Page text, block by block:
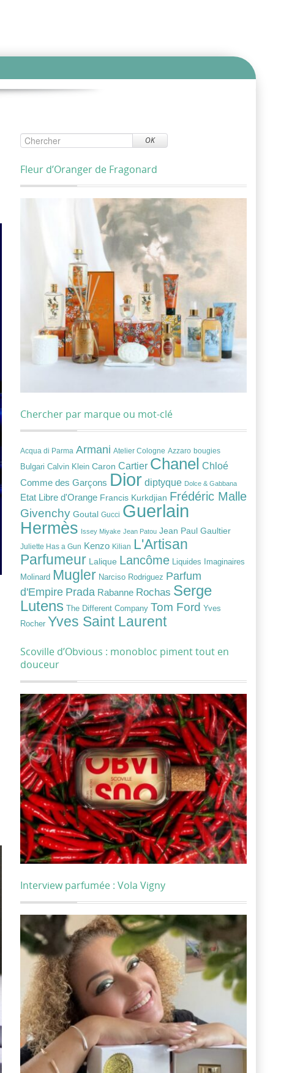
OK
Fleur d’Oranger de Fragonard
Chercher par marque ou mot-clé
Acqua di Parma Armani Atelier Cologne Azzaro bougies
Bulgari Calvin Klein Caron Cartier Chanel Chloé
Comme des Garçons Dior diptyque Dolce & Gabbana
Etat Libre d'Orange Francis Kurkdjian Frédéric Malle
Givenchy Goutal Gucci Guerlain
Hermès Issey Miyake Jean Patou Jean Paul Gaultier
Juliette Has a Gun Kenzo Kilian L'Artisan
Parfumeur Lalique Lancôme Liquides Imaginaires
Molinard Mugler Narciso Rodriguez Parfum
d'Empire Prada Rabanne Rochas Serge
Lutens
The Different Company Tom Ford Yves
Rocher Yves Saint Laurent
Scoville d’Obvious : monobloc piment tout en
douceur
Interview parfumée : Vola Vigny